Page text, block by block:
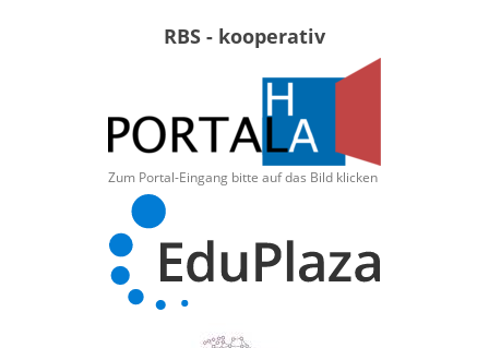
RBS - kooperativ
Zum Portal-Eingang bitte auf das Bild klicken